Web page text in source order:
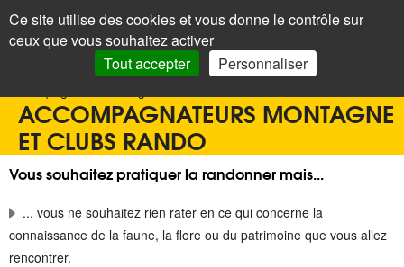
< Menu
LAROQUE
DES ALBÈRES
Office de tourisme>Randonner>
ACCOMPAGNATEURS MONTAGNE
ET CLUBS RANDO
Vous souhaitez pratiquer la randonner mais...
... vous ne souhaitez rien rater en ce qui concerne la
connaissance de la faune, la flore ou du patrimoine que vous allez
rencontrer.
Ce site utilise des cookies et vous donne le contrôle sur
ceux que vous souhaitez activer
Tout accepter
Personnaliser